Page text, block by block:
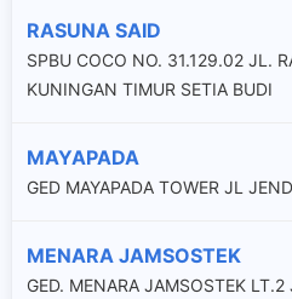
RASUNA SAID
SPBU COCO NO. 31.129.02 JL.
KUNINGAN TIMUR SETIA BUDI
MAYAPADA
GED MAYAPADA TOWER JL
MENARA JAMSOSTEK
GED. MENARA JAMSOSTEK